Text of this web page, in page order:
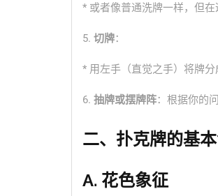
* 或者像普通洗牌一样，但在
5. 切牌：
* 用左手（直觉之手）将牌
6. 抽牌或摆牌阵：根据你的
二、扑克牌的基
A. 花色象征